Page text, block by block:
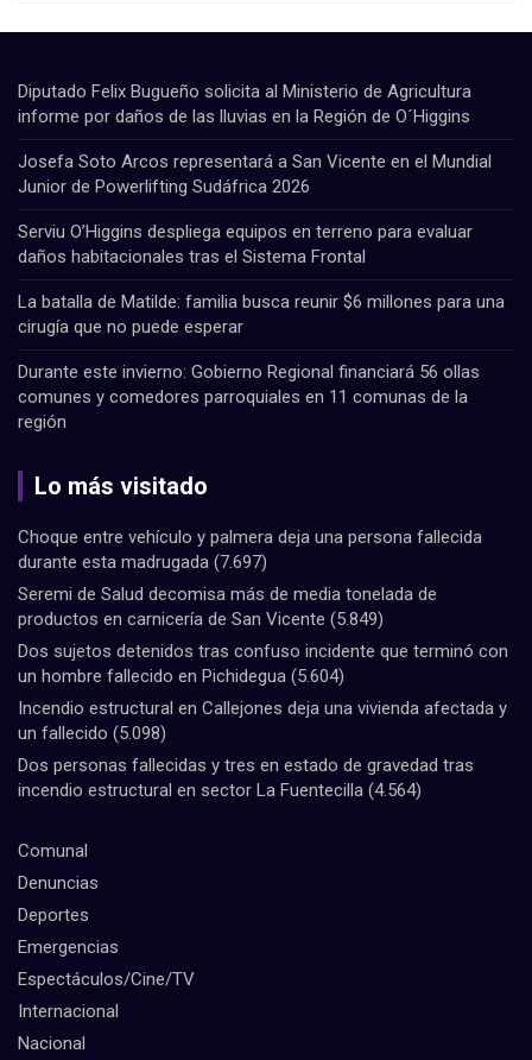
Diputado Felix Bugueño solicita al Ministerio de Agricultura
informe por daños de las lluvias en la Región de O´Higgins
Josefa Soto Arcos representará a San Vicente en el Mundial
Junior de Powerlifting Sudáfrica 2026
Serviu O’Higgins despliega equipos en terreno para evaluar
daños habitacionales tras el Sistema Frontal
La batalla de Matilde: familia busca reunir $6 millones para una
cirugía que no puede esperar
Durante este invierno: Gobierno Regional financiará 56 ollas
comunes y comedores parroquiales en 11 comunas de la
región
Lo más visitado
Choque entre vehículo y palmera deja una persona fallecida
durante esta madrugada (7.697)
Seremi de Salud decomisa más de media tonelada de
productos en carnicería de San Vicente (5.849)
Dos sujetos detenidos tras confuso incidente que terminó con
un hombre fallecido en Pichidegua (5.604)
Incendio estructural en Callejones deja una vivienda afectada y
un fallecido (5.098)
Dos personas fallecidas y tres en estado de gravedad tras
incendio estructural en sector La Fuentecilla (4.564)
Comunal
Denuncias
Deportes
Emergencias
Espectáculos/Cine/TV
Internacional
Nacional